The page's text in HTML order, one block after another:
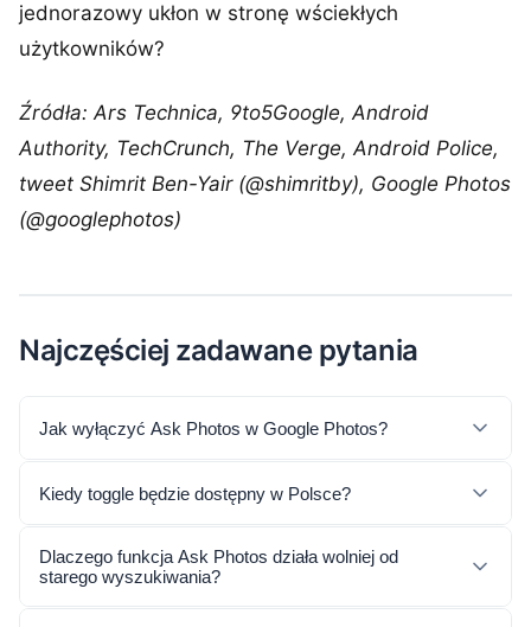
jednorazowy ukłon w stronę wściekłych
użytkowników?
Źródła: Ars Technica, 9to5Google, Android
Authority, TechCrunch, The Verge, Android Police,
tweet Shimrit Ben-Yair (@shimritby), Google Photos
(@googlephotos)
Najczęściej zadawane pytania
Jak wyłączyć Ask Photos w Google Photos?
Kiedy toggle będzie dostępny w Polsce?
Dlaczego funkcja Ask Photos działa wolniej od
starego wyszukiwania?